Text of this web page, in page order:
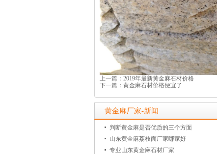
上一篇： 2019年最新黄金麻石材价格
下一篇： 黄金麻石材价格便宜了
黄金麻厂家-新闻
判断黄金麻是否优质的三个方面
山东黄金麻荔枝面厂家哪家好
专业山东黄金麻石材厂家